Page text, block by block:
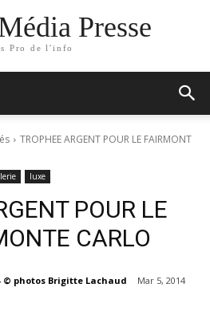
Presse
Pro de l'info
TROPHEE ARGENT POUR LE FAIRMONT
luxe
POUR LE
CARLO
© photos Brigitte Lachaud Mar 5, 2014